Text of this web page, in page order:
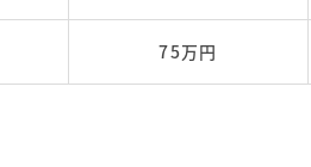
75万円